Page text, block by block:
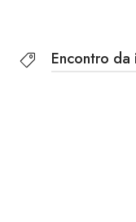
Encontro da